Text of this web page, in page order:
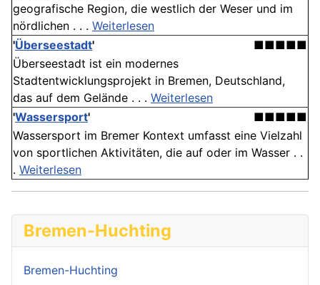
geografische Region, die westlich der Weser und im
nördlichen . . . Weiterlesen
'Überseestadt'
■■■■■
Überseestadt ist ein modernes
Stadtentwicklungsprojekt in Bremen, Deutschland,
das auf dem Gelände . . . Weiterlesen
'Wassersport'
■■■■■
Wassersport im Bremer Kontext umfasst eine Vielzahl
von sportlichen Aktivitäten, die auf oder im Wasser . .
. Weiterlesen
Bremen-Huchting
Bremen-Huchting